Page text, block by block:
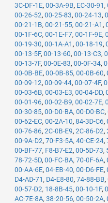
3C-DF-1E, 00-3A-9B, EC-30-91 ,
00-26-52, 00-25-83, 00-24-13,
00-21-1B, 00-21-55, 00-21-A1 ,
00-1F-6C, 00-1E-F7, 00-1F-9E,
00-19-30, 00-1A-A1 , 00-18-19,
00-13-5F, 00-13-60, 00-13-C3,
00-13-7F, 00-0E-83, 00-0F-34,
00-0B-BE, 00-0B-85, 00-0B-60,
00-09-12, 00-09-44, 00-07-4F,
00-03-6B, 00-03-E3, 00-04-DD,
00-01-96, 00-02-B9, 00-02-7E,
00-30-85, 00-D0-BA, 00-D0-BC,
00-62-EC, 00-2A-10, 84-3D-C6,
00-76-86, 2C-0B-E9, 2C-86-D2,
00-9A-D2, 70-F3-5A, 40-CE-24,
00-BF-77, F8-B7-E2, 00-5D-73,
78-72-5D, 00-FC-BA, 70-0F-6A,
00-AA-6E, 04-EB-40, 00-D6-FE,
D4-AD-71 , D4-E8-80, 74-88-BB,
00-57-D2, 18-8B-45, 00-10-1F,
AC-7E-8A, 38-20-56, 00-50-2A,